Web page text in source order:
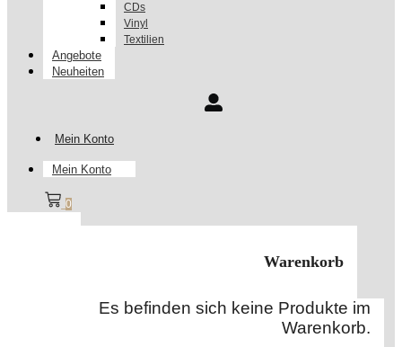
CDs
Vinyl
Textilien
Angebote
Neuheiten
Mein Konto
Mein Konto
0
Warenkorb
Es befinden sich keine Produkte im
Warenkorb.